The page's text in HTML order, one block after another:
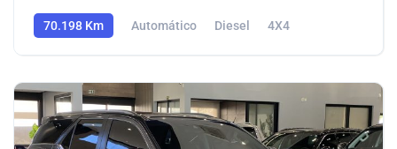
70.198 Km Automático Diesel 4X4